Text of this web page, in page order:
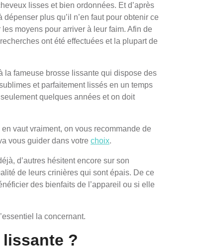
lisses et bien ordonnées. Et d’après
plus qu’il n’en faut pour obtenir ce
moyens pour arriver à leur faim. Afin de
ont été effectuées et la plupart de
la fameuse brosse lissante qui dispose des
et parfaitement lissés en un temps
quelques années et on doit
en vaut vraiment, on vous recommande de
vous guider dans votre choix.
d’autres hésitent encore sur son
de leurs crinières qui sont épais. De ce
des bienfaits de l’appareil ou si elle
la concernant.
lissante ?